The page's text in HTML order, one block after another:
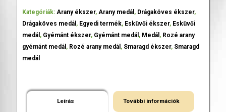
Kategóriák: Arany ékszer, Arany medál , Drágaköves ékszer,
Drágaköves medál , Egyedi termék, Esküvői ékszer, Esküvői
medál , Gyémánt ékszer, Gyémánt medál , Medál , Rozé arany
gyémánt medál , Rozé arany medál , Smaragd ékszer, Smaragd
medál
Leírás További információk